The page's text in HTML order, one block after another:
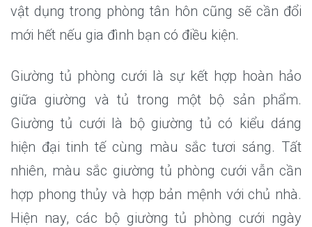
vật dụng trong phòng tân hôn cũng sẽ cần đổi
mới hết nếu gia đình bạn có điều kiện.
Giường tủ phòng cưới là sự kết hợp hoàn hảo
giữa giường và tủ trong một bộ sản phẩm.
Giường tủ cưới là bộ giường tủ có kiểu dáng
hiện đại tinh tế cùng màu sắc tươi sáng. Tất
nhiên, màu sắc giường tủ phòng cưới vẫn cần
hợp phong thủy và hợp bản mệnh với chủ nhà.
Hiện nay, các bộ giường tủ phòng cưới ngày